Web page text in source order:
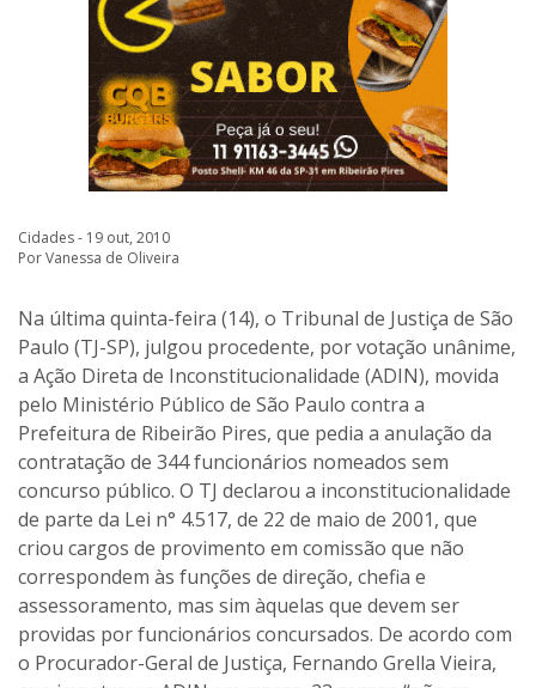
Cidades - 19 out, 2010
Por Vanessa de Oliveira
Na última quinta-feira (14), o Tribunal de Justiça de São
Paulo (TJ-SP), julgou procedente, por votação unânime,
a Ação Direta de Inconstitucionalidade (ADIN), movida
pelo Ministério Público de São Paulo contra a
Prefeitura de Ribeirão Pires, que pedia a anulação da
contratação de 344 funcionários nomeados sem
concurso público. O TJ declarou a inconstitucionalidade
de parte da Lei n° 4.517, de 22 de maio de 2001, que
criou cargos de provimento em comissão que não
correspondem às funções de direção, chefia e
assessoramento, mas sim àquelas que devem ser
providas por funcionários concursados. De acordo com
o Procurador-Geral de Justiça, Fernando Grella Vieira,